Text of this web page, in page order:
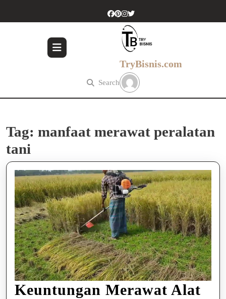
TryBisnis.com
Search
Tag: manfaat merawat peralatan
tani
Keuntungan Merawat Alat